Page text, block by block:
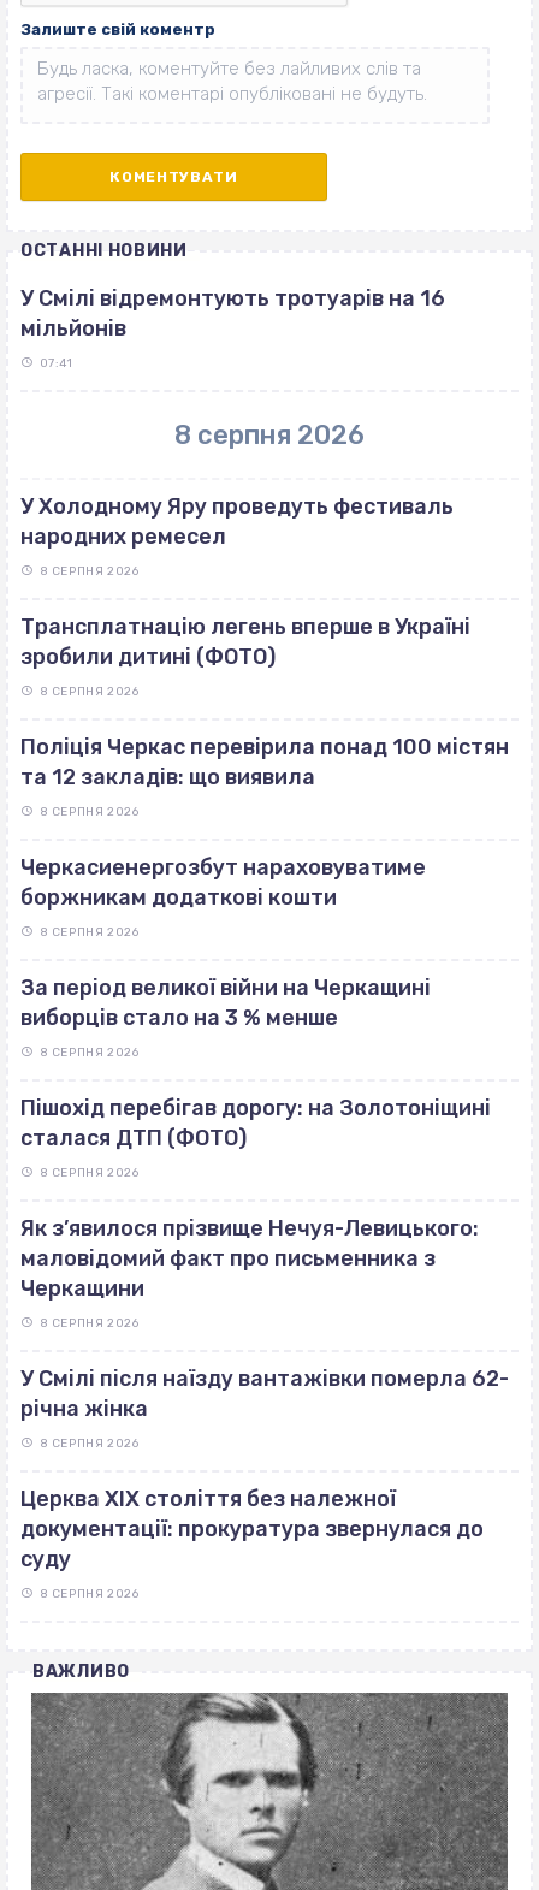
Залиште свій коментр
ОСТАННІ НОВИНИ
У Смілі відремонтують тротуарів на 16
мільйонів
07:41
8 серпня 2026
У Холодному Яру проведуть фестиваль
народних ремесел
8 СЕРПНЯ 2026
Трансплатнацію легень вперше в Україні
зробили дитині (ФОТО)
8 СЕРПНЯ 2026
Поліція Черкас перевірила понад 100 містян
та 12 закладів: що виявила
8 СЕРПНЯ 2026
Черкасиенергозбут нараховуватиме
боржникам додаткові кошти
8 СЕРПНЯ 2026
За період великої війни на Черкащині
виборців стало на 3 % менше
8 СЕРПНЯ 2026
Пішохід перебігав дорогу: на Золотоніщині
сталася ДТП (ФОТО)
8 СЕРПНЯ 2026
Як з’явилося прізвище Нечуя-Левицького:
маловідомий факт про письменника з
Черкащини
8 СЕРПНЯ 2026
У Смілі після наїзду вантажівки померла 62-
річна жінка
8 СЕРПНЯ 2026
Церква ХІХ століття без належної
документації: прокуратура звернулася до
суду
8 СЕРПНЯ 2026
ВАЖЛИВО